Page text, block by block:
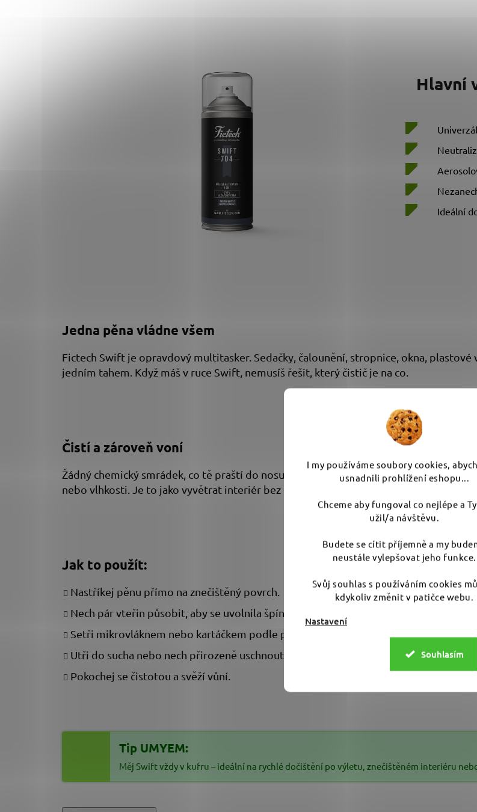
I my používáme soubory cookies,
usnadnili prohlížení eshopu...
Chceme aby fungoval co nejlépe a
užil/a návštěvu.
Budete se cítit příjemně a my
neustále vylepšovat jeho funkce.
Svůj souhlas s používáním cookies
kdykoliv změnit v patičce webu.
Nastavení
Souhlasím
Hlavní
Ideální
Jedna pěna vládne všem
Fictech Swift je opravdový multitasker. Sedačky, čalounění, stropnice, okna,
jedním tahem. Když máš v ruce Swift, nemusíš řešit, který čistič je na co.
Čistí a zároveň voní
Žádný chemický smrádek, co tě praští do nosu. Swift po sobě zanechá svěží vůni a
nebo vlhkosti. Je to jako vyvětrat interiér bez otevření okna.
Jak to použít:
Nastříkej pěnu přímo na znečištěný povrch.
Nech pár vteřin působit, aby se uvolnila špína.
Setři mikrovláknem nebo kartáčkem podle povrchu.
Utři do sucha nebo nech přirozeně uschnout.
Pokochej se čistotou a svěží vůní.
Tip UMYEM:
Měj Swift vždy v kufru – ideální na rychlé dočištění po výletu, znečištěném interiéru